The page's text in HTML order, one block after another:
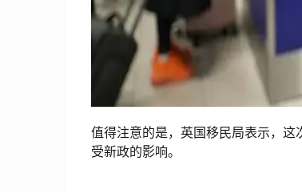
值得注意的是，英国移民局表示，
受新政的影响。